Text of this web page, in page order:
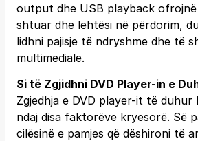
output dhe USB playback
shtuar dhe lehtësi në përdorim,
lidhni pajisje të ndryshme dhe të
multimediale.
Si të Zgjidhni DVD Player-in e
Zgjedhja e DVD player-it të duhur
ndaj disa faktorëve kryesorë. Së
cilësinë e pamjes që dëshironi të